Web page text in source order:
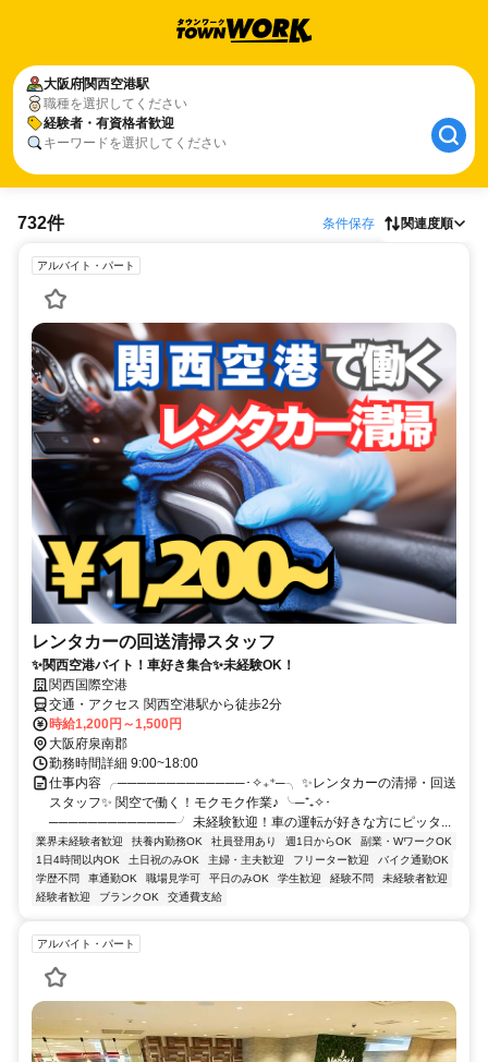
大阪府関西空港駅
職種を選択してください
経験者・有資格者歓迎
キーワードを選択してください
732件 条件保存 関連度順
アルバイト・パート
レンタカーの回送清掃スタッフ
✨関西空港バイト！車好き集合✨未経験OK！
関西国際空港
交通・アクセス 関西空港駅から徒歩2分
時給1,200円～1,500円
大阪府泉南郡
勤務時間詳細 9:00~18:00
仕事内容 ╭─────────────･✧₊⁺─╮ ✨レンタカーの清掃・回送
スタッフ✨ 関空で働く！モクモク作業♪ ╰─⁺₊✧･
─────────────╯ 未経験歓迎！車の運転が好きな方にピッタ...
業界未経験者歓迎 扶養内勤務OK 社員登用あり 週1日からOK
副業・WワークOK
1日4時間以内OK
土日祝のみOK 主婦・主夫歓迎 フリーター歓迎
バイク通勤OK
学歴不問
車通勤OK 職場見学可 平日のみOK 学生歓迎 経験不問
未経験者歓迎
経験者歓迎
ブランクOK 交通費支給
アルバイト・パート